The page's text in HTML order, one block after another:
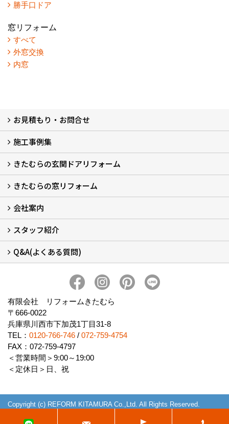
勝手口ドア
窓リフォーム
すべて
外窓交換
内窓
お見積もり・お問合せ
LINEで概算見積もり
チャットで質問
問い合わせフォームから
オンライン相談
電話で相談
無料現地調査をご希望の方
施工事例集
玄関ドアリフォーム
玄関引戸リフォーム
勝手口ドアリフォーム
窓リフォーム
きたむらの玄関ドアリフォーム
玄関ドアリフォームについて
リシェントについて (23)
・玄関ドアバリエーション (52)
・玄関引戸バリエーション (44)
・勝手口ドアバリエーション (11)
安心の自社施工
無料点検
保証について
価格について
概算見積について (2)
きたむらの窓リフォーム
窓リフォームについて (5)
・内窓設置-LIXILインプラス
・内窓設置-AGCまどまど
・窓交換
・エコガラス交換
・防犯・防災ガラス交換
会社案内
会社概要 (2)
ブログ
アクセス
施工エリア
施工までの流れ
SNSインフォメーション
チャット機能
オンライン打合わせ
補助金について (2)
スタッフ紹介
スタッフ紹介
Q&A(よくある質問)
有限会社 リフォームきたむら
〒666-0022
兵庫県川西市下加茂1丁目31-8
TEL： 0120-766-746 / 072-759-4754
FAX：072-759-4797
＜営業時間＞9:00～19:00
＜定休日＞日、祝
Copyright (c) REFORM KITAMURA Co.,Ltd. All Rights Reserved.